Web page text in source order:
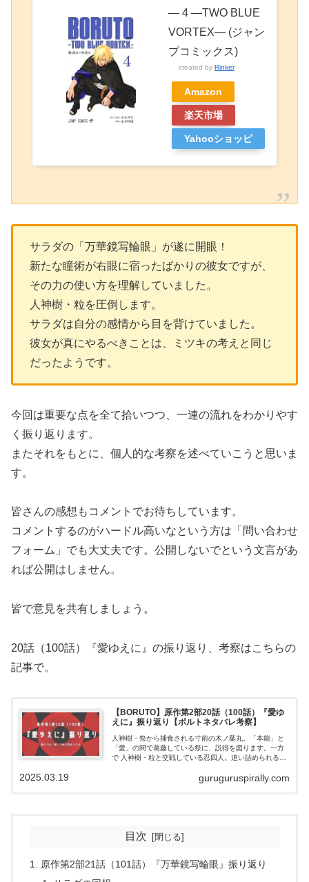
― 4 ―TWO BLUE
VORTEX― (ジャン
プコミックス)
created by Rinker
Amazon
楽天市場
Yahooショッピ
サラダの「万華鏡写輪眼」が遂に開眼！
新たな瞳術が右眼に宿ったばかりの彼女ですが、
その力の使い方を理解していました。
人神樹・粒を圧倒します。
サラダは自分の感情から目を背けていました。
彼女が真にやるべきことは、ミツキの考えと同じ
だったようです。
今回は重要な点を全て拾いつつ、一連の流れをわかりやす
く振り返ります。
またそれをもとに、個人的な考察を述べていこうと思いま
す。
皆さんの感想もコメントでお待ちしています。
コメントするのがハードル高いなという方は「問い合わせ
フォーム」でも大丈夫です。公開しないでという文言があ
れば公開はしません。
皆で意見を共有しましょう。
20話（100話）『愛ゆえに』の振り返り、考察はこちらの
記事で。
【BORUTO】原作第2部20話（100話）『愛ゆ
えに』振り返り【ボルトネタバレ考察】
人神樹・祭から捕食される寸前の木ノ葉丸。「本能」と
「愛」の間で葛藤している祭に、説得を図ります。一方
で 人神樹・粒と交戦している忍四人。追い詰められる中
しかし、ヨドからの言葉で吹っ切れたのか…サラダは遂
guruguruspirally.com
2025.03.19
目次
原作第2部21話（101話）『万華鏡写輪眼』振り返り